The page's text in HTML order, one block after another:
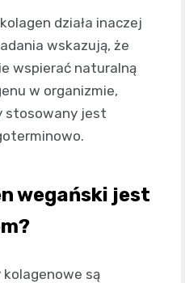
działa inaczej
wskazują, że
wspierać naturalną
w organizmie,
stosowany jest
wegański jest
są